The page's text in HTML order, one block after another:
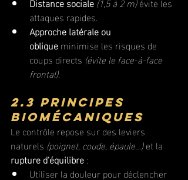
attaques rapides.
Approche latérale ou
oblique minimise les risques de
coups directs (évite le face-à-face
frontal).
2.3 Principes
biomécaniques
Le contrôle repose sur des leviers
naturels (poignet, coude, épaule…) et la
rupture d’équilibre :
Utiliser la douleur pour déclencher